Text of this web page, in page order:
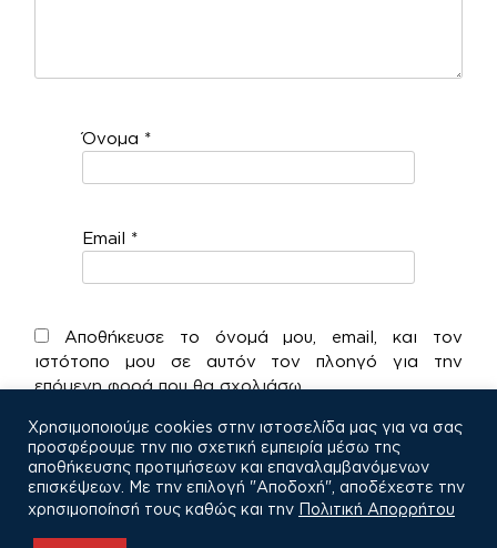
Όνομα *
Email *
Αποθήκευσε το όνομά μου, email, και τον
ιστότοπο μου σε αυτόν τον πλοηγό για την
επόμενη φορά που θα σχολιάσω.
Χρησιμοποιούμε cookies στην ιστοσελίδα μας για να σας
προσφέρουμε την πιο σχετική εμπειρία μέσω της
αποθήκευσης προτιμήσεων και επαναλαμβανόμενων
επισκέψεων. Με την επιλογή "Αποδοχή", αποδέχεστε την
χρησιμοποίησή τους καθώς και την Πολιτική Απορρήτου